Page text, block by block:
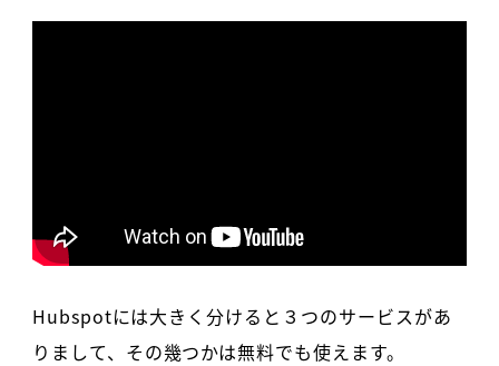
Hubspotには大きく分けると３つのサービスがあ
りまして、その幾つかは無料でも使えます。